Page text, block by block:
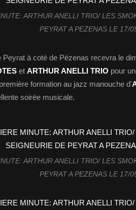
ARTHUR ANELLI TRIO/ LES
PEYRAT A PEZENAS LE 17/
Peyrat à coté de Pézenas recevra le
et ARTHUR ANELLI TRIO pour
formation au jazz manouche d'
soirée musicale.
ARTHUR ANELLI TRIO/ LES
PEYRAT A PEZENAS LE 17/